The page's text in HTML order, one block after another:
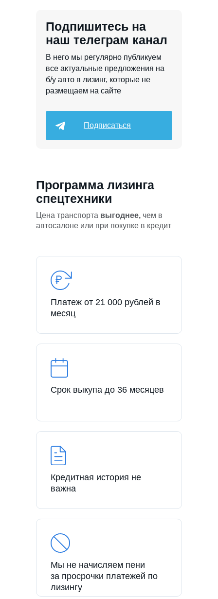
В него мы регулярно публикуем
все актуальные предложения на
б/у авто в лизинг, которые не
размещаем на сайте
Подписаться
Подпишитесь на
наш телеграм канал
Программа лизинга
спецтехники
Цена транспорта выгоднее, чем в
автосалоне или при покупке в кредит
Платеж от 21 000 рублей в
месяц
Срок выкупа до 36 месяцев
Кредитная история не
важна
Мы не начисляем пени
за просрочки платежей по
лизингу